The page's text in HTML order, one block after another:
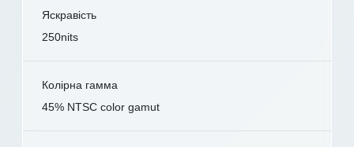
Яскравість
250nits
Колірна гамма
45% NTSC color gamut